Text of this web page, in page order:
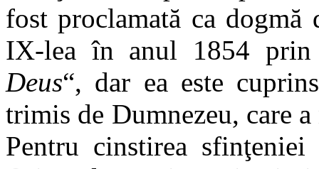
fost proclamată ca dogmă
IX-lea în anul 1854 prin
Deus“, dar ea este
trimis de Dumnezeu, care
Pentru cinstirea